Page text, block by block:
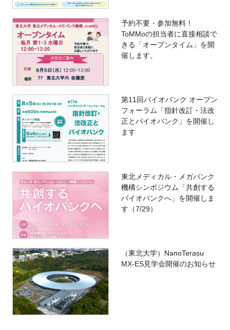
予約不要・参加無料！
ToMMoの担当者に直接相談で
きる「オープンタイム」を開
催します。
第11回バイオバンク オープン
フォーラム「指針改訂・法改
正とバイオバンク」を開催し
ます
東北メディカル・メガバンク
機構シンポジウム「共創する
バイオバンクへ」を開催しま
す（7/29）
（東北大学）NanoTerasu
MX-ES見学会開催のお知らせ